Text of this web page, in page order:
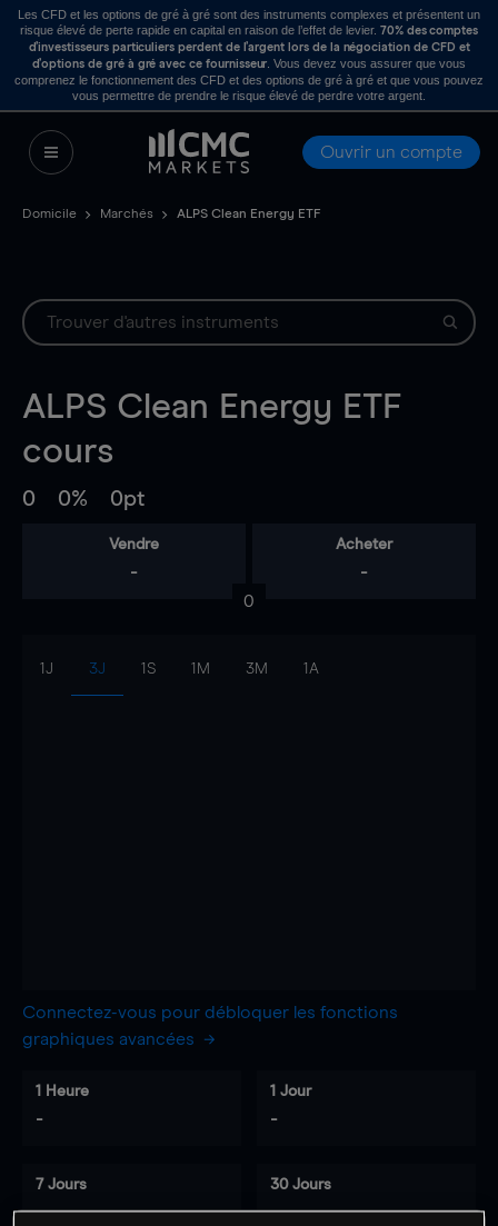
Les CFD et les options de gré à gré sont des instruments complexes et présentent un
risque élevé de perte rapide en capital en raison de l’effet de levier. 70% des comptes
d’investisseurs particuliers perdent de l’argent lors de la négociation de CFD et
d’options de gré à gré avec ce fournisseur . Vous devez vous assurer que vous
comprenez le fonctionnement des CFD et des options de gré à gré et que vous pouvez
vous permettre de prendre le risque élevé de perdre votre argent.
Ouvrir un compte
Domicile Marchés ALPS Clean Energy ETF
ALPS Clean Energy ETF
cours
0 0% 0pt
Vendre
-
Acheter
-
0
1J 3J 1S 1M 3M 1A
Connectez-vous pour débloquer les fonctions
graphiques avancées
1 Heure
-
1 Jour
-
7 Jours
-
30 Jours
-